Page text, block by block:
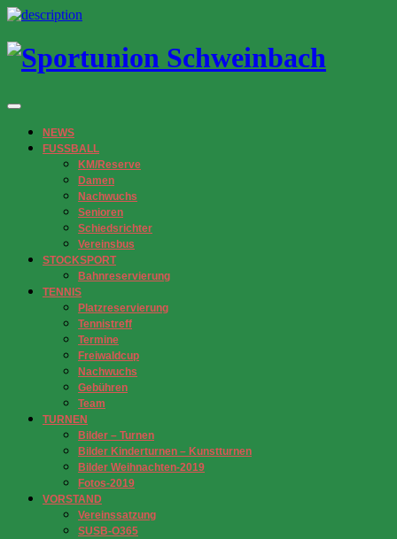
NEWS
FUSSBALL
KM/Reserve
Damen
Nachwuchs
Senioren
Schiedsrichter
Vereinsbus
STOCKSPORT
Bahnreservierung
TENNIS
Platzreservierung
Tennistreff
Termine
Freiwaldcup
Nachwuchs
Gebühren
Team
TURNEN
Bilder – Turnen
Bilder Kinderturnen – Kunstturnen
Bilder Weihnachten-2019
Fotos-2019
VORSTAND
Vereinssatzung
SUSB-O365